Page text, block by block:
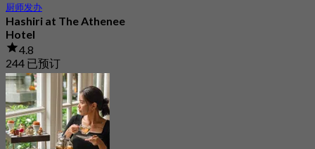
厨师发办
Hashiri at The Athenee
Hotel
4.8
244 已预订
起฿ 795